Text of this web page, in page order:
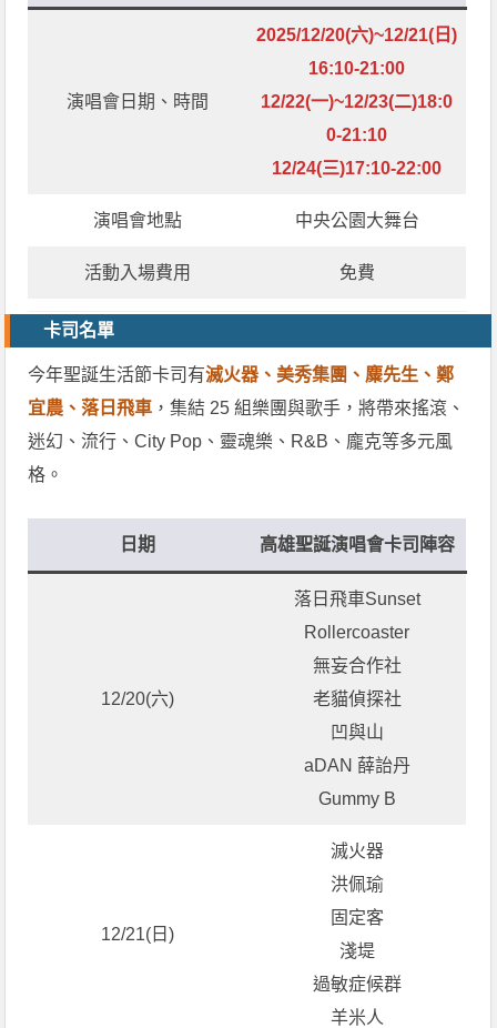
演唱會日期、時間
2025/12/20(六)~12/21(日)
16:10-21:00
12/22(一)~12/23(二)18:0
0-21:10
12/24(三)17:10-22:00
演唱會地點 中央公園大舞台
活動入場費用 免費
卡司名單
今年聖誕生活節卡司有滅火器、美秀集團、麋先生、鄭
宜農、落日飛車 ，集結 25 組樂團與歌手，將帶來搖滾、
迷幻、流行、City Pop、靈魂樂、R&B、龐克等多元風
格。
日期 高雄聖誕演唱會卡司陣容
12/20(六)
落日飛車Sunset
Rollercoaster
無妄合作社
老貓偵探社
凹與山
aDAN 薛詒丹
Gummy B
12/21(日)
滅火器
洪佩瑜
固定客
淺堤
過敏症候群
羊米人